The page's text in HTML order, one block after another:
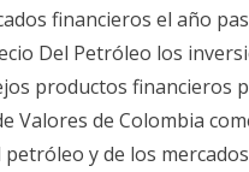
financieros el año
Del Petróleo los
productos financieros
Valores de Colombia
petróleo y de los